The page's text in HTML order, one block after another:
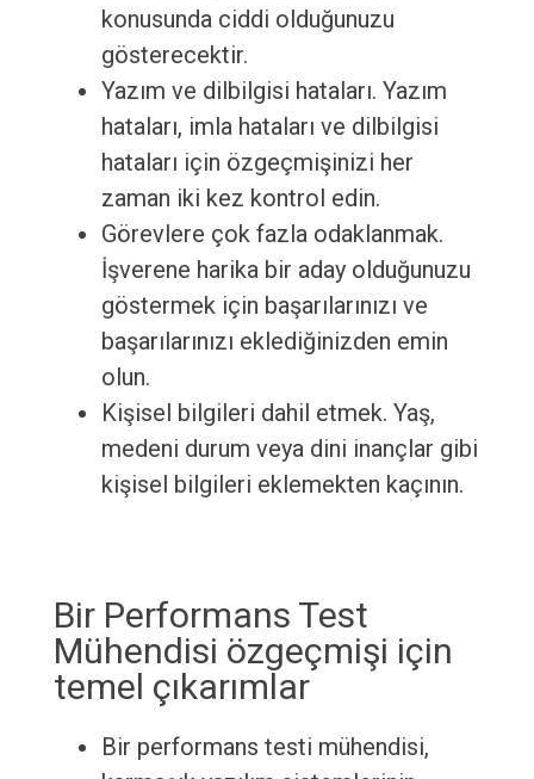
konusunda ciddi olduğunuzu
gösterecektir.
Yazım ve dilbilgisi hataları. Yazım
hataları, imla hataları ve dilbilgisi
hataları için özgeçmişinizi her
zaman iki kez kontrol edin.
Görevlere çok fazla odaklanmak.
İşverene harika bir aday olduğunuzu
göstermek için başarılarınızı ve
başarılarınızı eklediğinizden emin
olun.
Kişisel bilgileri dahil etmek. Yaş,
medeni durum veya dini inançlar gibi
kişisel bilgileri eklemekten kaçının.
Bir Performans Test
Mühendisi özgeçmişi için
temel çıkarımlar
Bir performans testi mühendisi,